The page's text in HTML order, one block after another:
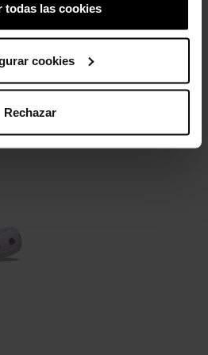
todas las cookies
cookies
Rechazar
Zuecos de mujer Mary